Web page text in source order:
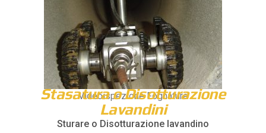
Videoispezione Fognature
Stasatura o Disotturazione
Lavandini
Sturare o Disotturazione lavandino